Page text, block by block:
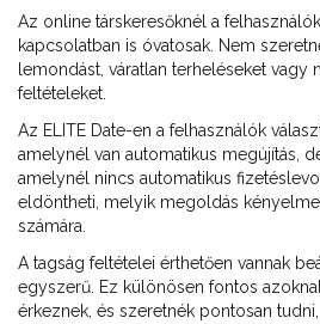
Az online társkeresőknél a
kapcsolatban is óvatosak. Nem
lemondást, váratlan terheléseket vagy
feltételeket.
Az ELITE Date-en a felhasználók
amelynél van automatikus megújítás,
amelynél nincs automatikus
eldöntheti, melyik megoldás
számára.
A tagság feltételei érthetően vannak
egyszerű. Ez különösen fontos
érkeznek, és szeretnék pontosan